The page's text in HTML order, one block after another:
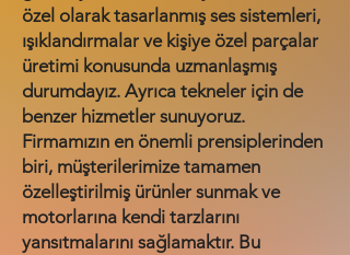
özel olarak tasarlanmış ses sistemleri,
ışıklandırmalar ve kişiye özel parçalar
üretimi konusunda uzmanlaşmış
durumdayız. Ayrıca tekneler için de
benzer hizmetler sunuyoruz.
Firmamızın en önemli prensiplerinden
biri, müşterilerimize tamamen
özelleştirilmiş ürünler sunmak ve
motorlarına kendi tarzlarını
yansıtmalarını sağlamaktır. Bu